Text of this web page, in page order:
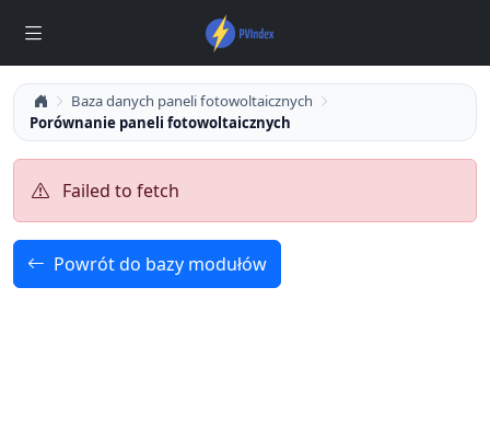
Baza danych paneli fotowoltaicznych
Porównanie paneli fotowoltaicznych
Failed to fetch
Powrót do bazy modułów